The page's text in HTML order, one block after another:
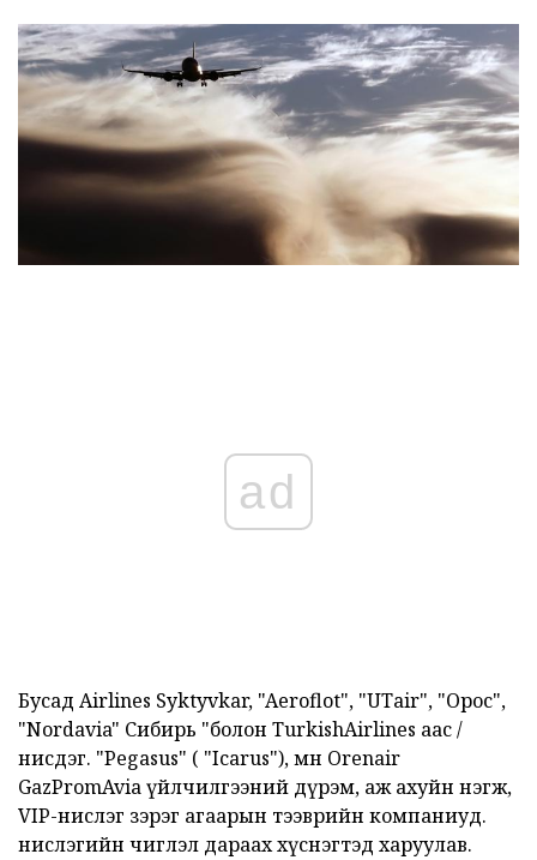
ad
Бусад Airlines Syktyvkar, "Aeroflot", "UTair", "Орос",
"Nordavia" Сибирь "болон TurkishAirlines аас /
нисдэг. "Pegasus" ( "Icarus"), мөн Orenair
GazPromAvia үйлчилгээний дүрэм, аж ахуйн нэгж,
VIP-нислэг зэрэг агаарын тээврийн компаниуд.
нислэгийн чиглэл дараах хүснэгтэд харуулав.